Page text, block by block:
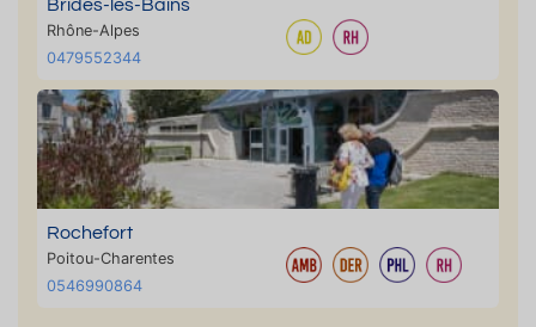
Brides-les-Bains
Rhône-Alpes
0479552344
Rochefort
Poitou-Charentes
0546990864